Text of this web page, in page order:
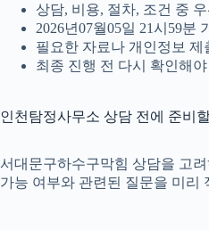
상담, 비용, 절차, 조건 중
2026년07월05일 21시59분
필요한 자료나 개인정보 제
최종 진행 전 다시 확인해야
인천탐정사무소 상담 전에 준비
서대문구하수구막힘 상담을 고
가능 여부와 관련된 질문을 미리